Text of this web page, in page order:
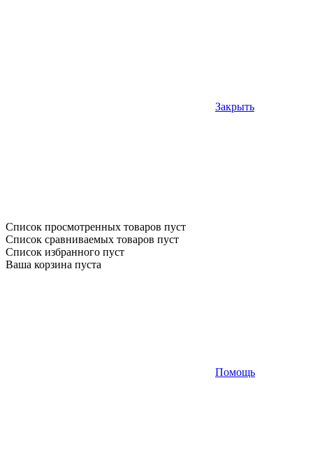
Закрыть
Список просмотренных товаров пуст
Список сравниваемых товаров пуст
Список избранного пуст
Ваша корзина пуста
Помощь